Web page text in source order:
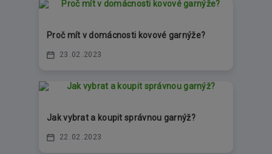
23 02 2023
Proč mít v domácnosti kovové garnýže?
22 02 2023
Jak vybrat a koupit správnou garnýž?